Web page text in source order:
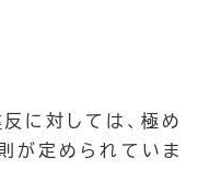
に対しては、極め
が定められていま